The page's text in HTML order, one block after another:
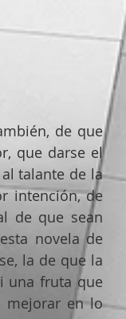
de que
que darse el
talante de la
intención, de
de que sean
novela de
la de que la
una fruta que
mejorar en lo